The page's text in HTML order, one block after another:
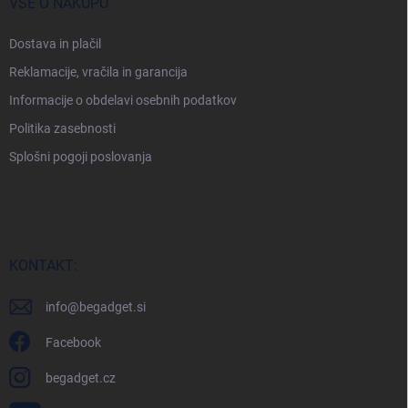
Dostava in plačil
Reklamacije, vračila in garancija
Informacije o obdelavi osebnih podatkov
Politika zasebnosti
Splošni pogoji poslovanja
KONTAKT:
info@begadget.si
Facebook
begadget.cz